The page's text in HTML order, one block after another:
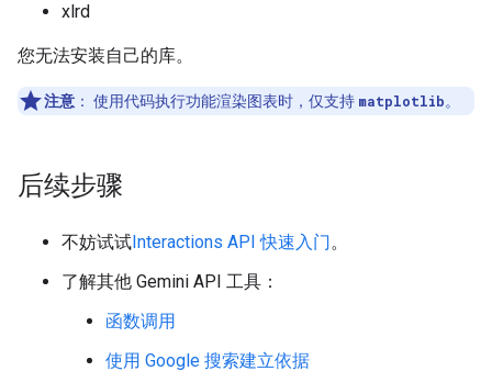
xlrd
您无法安装自己的库。
注意 ： 使用代码执行功能渲染图表时，仅支持 matplotlib。
后续步骤
不妨试试 Interactions API 快速入门。
了解其他 Gemini API 工具：
函数调用
使用 Google 搜索建立依据